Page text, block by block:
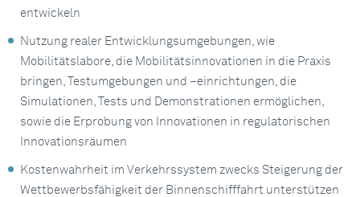
entwickeln
Nutzung realer Entwicklungsumgebungen, wie
Mobilitätslabore, die Mobilitätsinnovationen in die Praxis
bringen, Testumgebungen und –einrichtungen, die
Simulationen, Tests und Demonstrationen ermöglichen,
sowie die Erprobung von Innovationen in regulatorischen
Innovationsräumen
Kostenwahrheit im Verkehrssystem zwecks Steigerung der
Wettbewerbsfähigkeit der Binnenschifffahrt unterstützen